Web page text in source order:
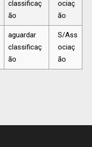
classificaç
ão
ociaç
ão
aguardar
classificaç
ão
S/Ass
ociaç
ão